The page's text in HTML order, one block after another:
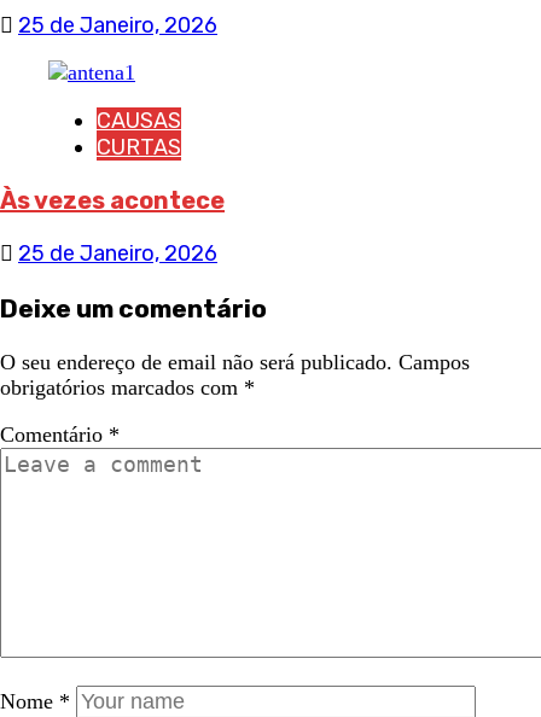
25 de Janeiro, 2026
CAUSAS
CURTAS
Às vezes acontece
25 de Janeiro, 2026
Deixe um comentário
O seu endereço de email não será publicado. Campos
obrigatórios marcados com *
Comentário *
Nome *